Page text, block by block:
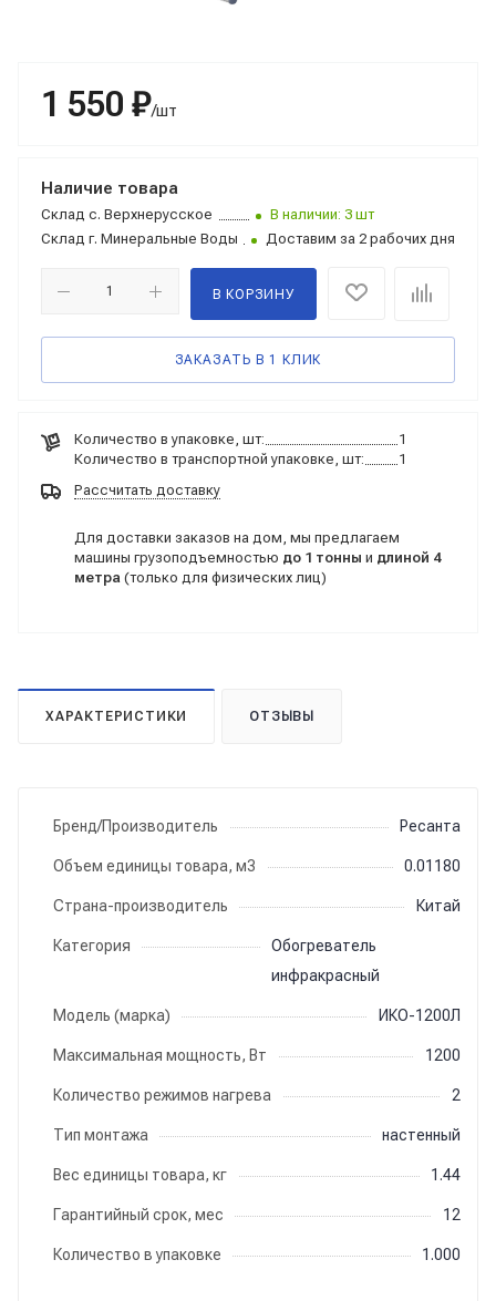
1 550 ₽/шт
Наличие товара
Склад с. Верхнерусское
В наличии: 3 шт
Склад г. Минеральные Воды Доставим за 2 рабочих дня
В КОРЗИНУ
ЗАКАЗАТЬ В 1 КЛИК
Количество в упаковке, шт:
1
Количество в транспортной упаковке, шт:
1
Рассчитать доставку
Для доставки заказов на дом, мы предлагаем
машины грузоподъемностью до 1 тонны и длиной 4
метра (только для физических лиц)
ХАРАКТЕРИСТИКИ ОТЗЫВЫ
Бренд/Производитель Ресанта
Объем единицы товара, м3 0.01180
Страна-производитель Китай
Категория
Обогреватель
инфракрасный
Модель (марка) ИКО-1200Л
Максимальная мощность, Вт 1200
Количество режимов нагрева 2
Тип монтажа настенный
Вес единицы товара, кг 1.44
Гарантийный срок, мес 12
Количество в упаковке 1.000